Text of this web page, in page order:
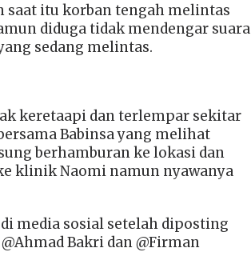
saat itu korban tengah melintas
diduga tidak mendengar suara
sedang melintas.
keretaapi dan terlempar sekitar
Babinsa yang melihat
berhamburan ke lokasi dan
klinik Naomi namun nyawanya
media sosial setelah diposting
Bakri dan @Firman